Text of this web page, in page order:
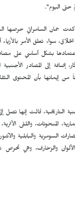
حتى اليوم".
جمان السامرائي حرصها
سواء تعلق الأمر بالأزياء
بشكل أساسي على
إضافة إلى المصادر
من إيمانها بأن المحتوى
التاريخية، قالت إنها
المنحوتات، واللقى
السومرية والبابلية
والزخارف، وهي تحرص